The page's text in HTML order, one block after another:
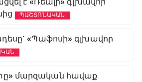
է «Ռեալի» գլխավոր
ՊԱՇՏՈՆԱԿԱՆ
«Պաֆոսի» գլխավոր
մարզական հավաք